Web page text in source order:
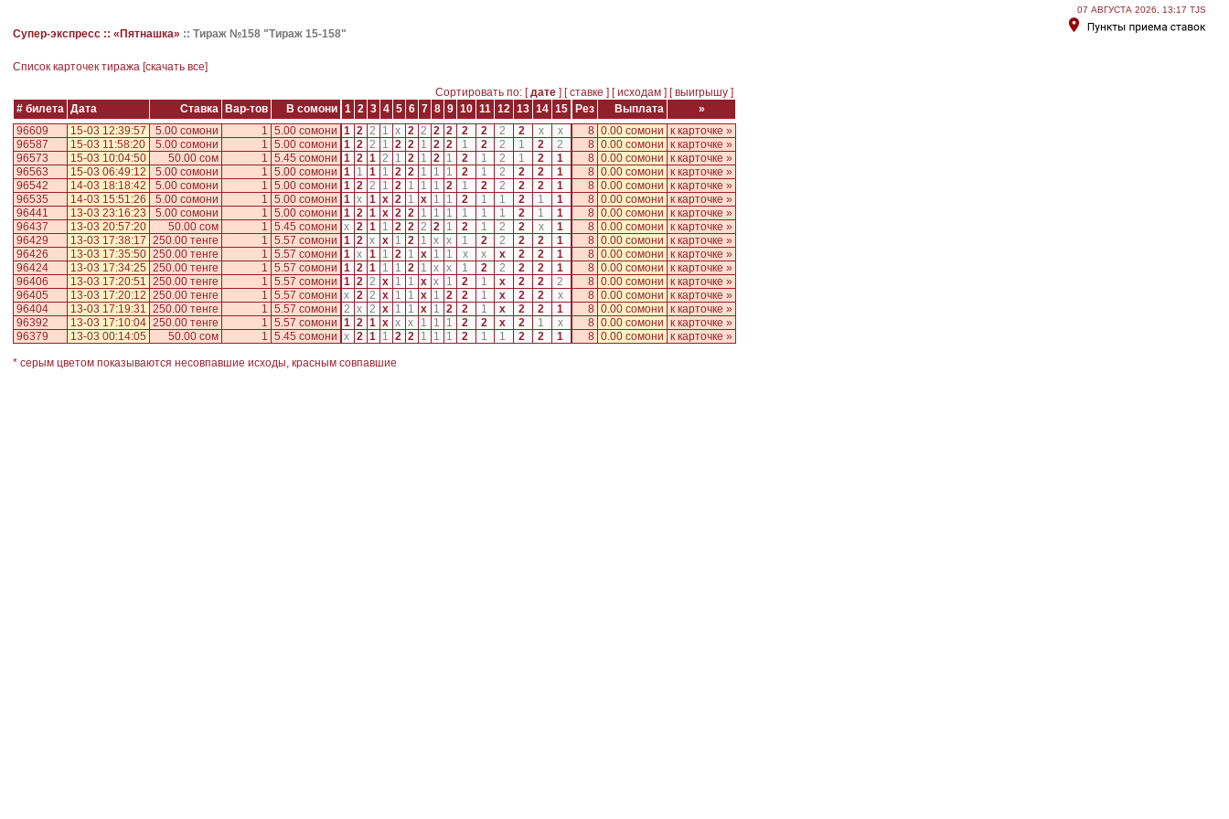
07 АВГУСТА 2026, 13:17 TJS
Супер-экспресс :: «Пятнашка» :: Тираж №158 "Тираж 15-158"
Cписок карточек тиража [скачать все]
Сортировать по: [дате ] [ставке ] [исходам ] [выигрышу ]
# билета Дата Ставка Вар-тов В сомони 1 2 3 4 5 6 7 8 9 10 11 12 13 14 15 Рез Выплата
»
96609
15-03 12:39:57 5.00 сомони 1 5.00 сомони 1 2 2 1 x 2 2 2 2 2 2 2 2 x x 8 0.00 сомони к карточке »
96587
15-03 11:58:20 5.00 сомони 1 5.00 сомони 1 2 2 1 2 2 1 2 2 1 2 2 1 2 2 8 0.00 сомони к карточке »
96573
15-03 10:04:50 50.00 сом 1 5.45 сомони 1 2 1 2 1 2 1 2 1 2 1 2 1 2 1 8 0.00 сомони к карточке »
96563
15-03 06:49:12 5.00 сомони 1 5.00 сомони 1 1 1 1 2 2 1 1 1 2 1 2 2 2 1 8 0.00 сомони к карточке »
96542
14-03 18:18:42 5.00 сомони 1 5.00 сомони 1 2 2 1 2 1 1 1 2 1 2 2 2 2 1 8 0.00 сомони к карточке »
96535
14-03 15:51:26 5.00 сомони 1 5.00 сомони 1 x 1 x 2 1 x 1 1 2 1 1 2 1 1 8 0.00 сомони к карточке »
96441
13-03 23:16:23 5.00 сомони 1 5.00 сомони 1 2 1 x 2 2 1 1 1 1 1 1 2 1 1 8 0.00 сомони к карточке »
96437
13-03 20:57:20 50.00 сом 1 5.45 сомони x 2 1 1 2 2 2 2 1 2 1 2 2 x 1 8 0.00 сомони к карточке »
96429
13-03 17:38:17 250.00 тенге 1 5.57 сомони 1 2 x x 1 2 1 x x 1 2 2 2 2 1 8 0.00 сомони к карточке »
96426
13-03 17:35:50 250.00 тенге 1 5.57 сомони 1 x 1 1 2 1 x 1 1 x x x 2 2 1 8 0.00 сомони к карточке »
96424
13-03 17:34:25 250.00 тенге 1 5.57 сомони 1 2 1 1 1 2 1 x x 1 2 2 2 2 1 8 0.00 сомони к карточке »
96406
13-03 17:20:51 250.00 тенге 1 5.57 сомони 1 2 2 x 1 1 x x 1 2 1 x 2 2 2 8 0.00 сомони к карточке »
96405
13-03 17:20:12 250.00 тенге 1 5.57 сомони x 2 2 x 1 1 x 1 2 2 1 x 2 2 x 8 0.00 сомони к карточке »
96404
13-03 17:19:31 250.00 тенге 1 5.57 сомони 2 x 2 x 1 1 x 1 2 2 1 x 2 2 1 8 0.00 сомони к карточке »
96392
13-03 17:10:04 250.00 тенге 1 5.57 сомони 1 2 1 x x x 1 1 1 2 2 x 2 1 x 8 0.00 сомони к карточке »
96379
13-03 00:14:05 50.00 сом 1 5.45 сомони x 2 1 1 2 2 1 1 1 2 1 1 2 2 1 8 0.00 сомони к карточке »
* серым цветом показываются несовпавшие исходы, красным совпавшие